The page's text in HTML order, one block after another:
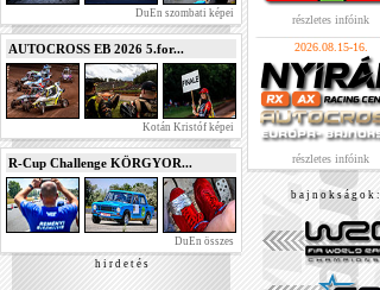
DuEn szombati képei
AUTOCROSS EB 2026 5.for...
Kotán Kristóf képei
R-Cup Challenge KÖRGYOR...
DuEn összes
h i r d e t é s
részletes infóink
2026.08.15-16.
részletes infóink
b a j n o k s á g o k :